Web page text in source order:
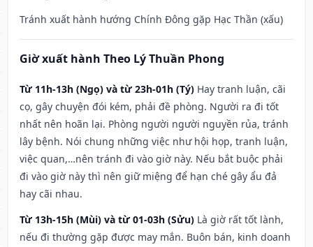
Tránh xuất hành hướng Chính Đông gặp Hạc Thần (xấu)
Giờ xuất hành Theo Lý Thuần Phong
Từ 11h-13h (Ngọ) và từ 23h-01h (Tý) Hay tranh luận, cãi
cọ, gây chuyện đói kém, phải đề phòng. Người ra đi tốt
nhất nên hoãn lại. Phòng người người nguyền rủa, tránh
lây bệnh. Nói chung những việc như hội họp, tranh luận,
việc quan,…nên tránh đi vào giờ này. Nếu bắt buộc phải
đi vào giờ này thì nên giữ miệng để hạn ché gây ẩu đả
hay cãi nhau.
Từ 13h-15h (Mùi) và từ 01-03h (Sửu) Là giờ rất tốt lành,
nếu đi thường gặp được may mắn. Buôn bán, kinh doanh